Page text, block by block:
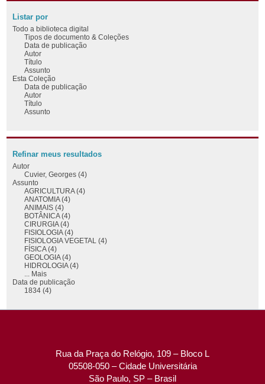
Listar por
Todo a biblioteca digital
Tipos de documento & Coleções
Data de publicação
Autor
Título
Assunto
Esta Coleção
Data de publicação
Autor
Título
Assunto
Refinar meus resultados
Autor
Cuvier, Georges (4)
Assunto
AGRICULTURA (4)
ANATOMIA (4)
ANIMAIS (4)
BOTÂNICA (4)
CIRURGIA (4)
FISIOLOGIA (4)
FISIOLOGIA VEGETAL (4)
FÍSICA (4)
GEOLOGIA (4)
HIDROLOGIA (4)
... Mais
Data de publicação
1834 (4)
Rua da Praça do Relógio, 109 – Bloco L
05508-050 – Cidade Universitária
São Paulo, SP – Brasil